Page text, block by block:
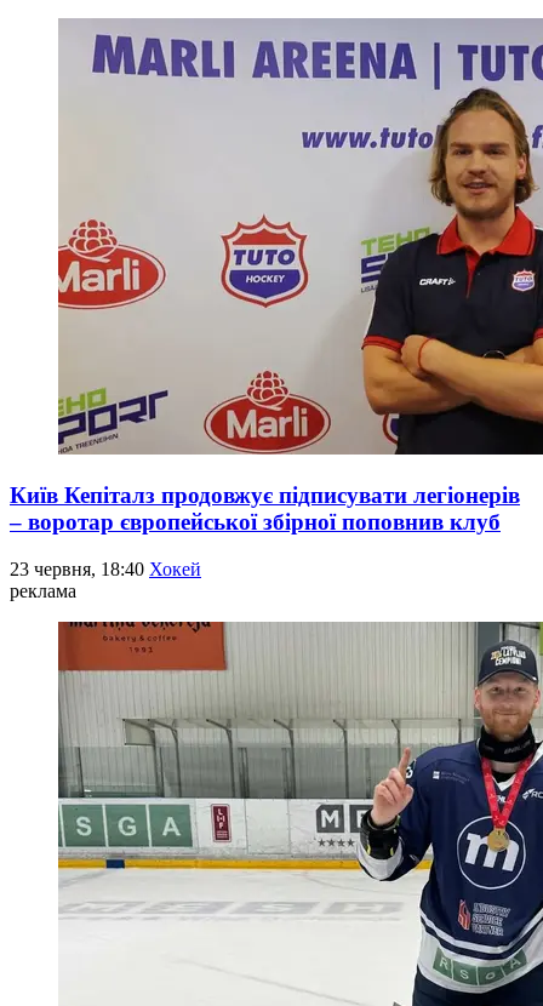
Київ Кепіталз продовжує підписувати легіонерів
– воротар європейської збірної поповнив клуб
23 червня, 18:40 Хокей
реклама